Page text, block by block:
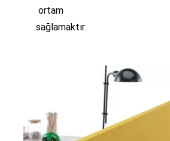
ortam
sağlamaktır.